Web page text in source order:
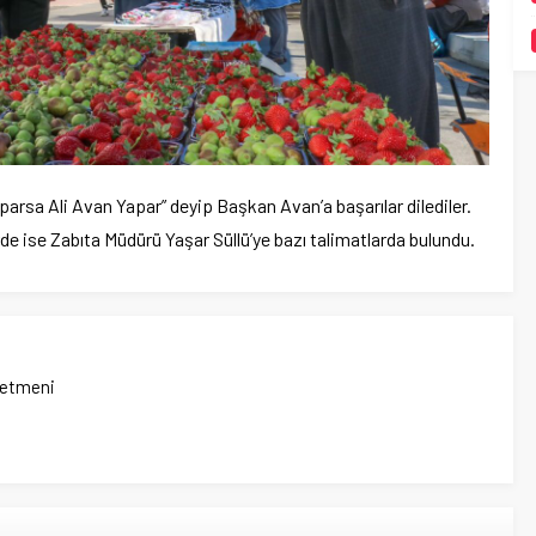
Ali Avan Yapar” deyip Başkan Avan’a başarılar dilediler.
ise Zabıta Müdürü Yaşar Süllü’ye bazı talimatlarda bulundu.